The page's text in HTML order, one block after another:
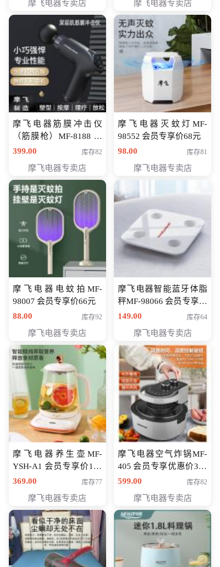
摩飞电器专卖店 摩飞电器专卖店
摩飞电器筋膜冲击仪
（筋膜枪）MF-8188 会
员专享价268元
399.00 库存82
摩飞电器专卖店
摩飞电器灭蚊灯MF-
98552 会员专享价68元
98.00
库存81
摩飞电器专卖店
摩飞电器电蚊拍MF-
98007 会员专享价66元
88.00
库存92
摩飞电器专卖店
摩飞电器智能蓝牙体脂
秤MF-98066 会员专享价
98元
149.00 库存64
摩飞电器专卖店
摩飞电器养生壶MF-
YSH-A1 会员专享价198
元
369.00 库存77
摩飞电器专卖店
摩飞电器空气炸锅MF-
405 会员专享优惠价369
元
599.00 库存82
摩飞电器专卖店